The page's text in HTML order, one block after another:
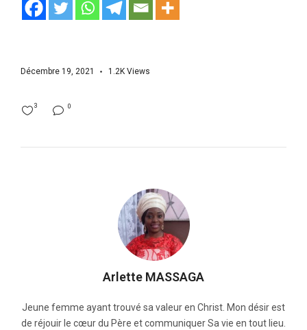
Décembre 19, 2021 1.2K Views
0
3
Arlette MASSAGA
Jeune femme ayant trouvé sa valeur en Christ. Mon désir est
de réjouir le cœur du Père et communiquer Sa vie en tout lieu.